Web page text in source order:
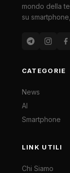
mondo della
su
CATEGORIE
News
AI
Smartphone
LINK UTILI
Chi Siamo